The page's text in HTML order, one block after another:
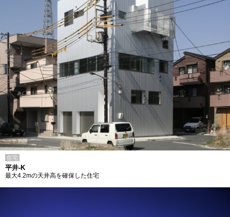
住宅
平井-K
最大4.2mの天井高を確保した住宅